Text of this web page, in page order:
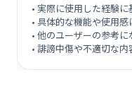
• 実際に使用した経験
• 具体的な機能や使用
• 他のユーザーの参考
• 誹謗中傷や不適切な